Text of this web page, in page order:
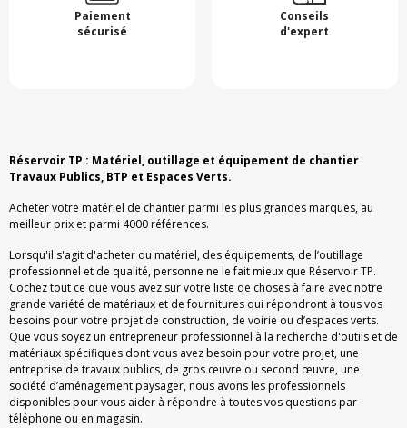
Paiement
sécurisé
Conseils
d'expert
Réservoir TP : Matériel, outillage et équipement de chantier
Travaux Publics, BTP et Espaces Verts.
Acheter votre matériel de chantier parmi les plus grandes marques, au
meilleur prix et parmi 4000 références.
Lorsqu'il s'agit d'acheter du matériel, des équipements, de l’outillage
professionnel et de qualité, personne ne le fait mieux que Réservoir TP.
Cochez tout ce que vous avez sur votre liste de choses à faire avec notre
grande variété de matériaux et de fournitures qui répondront à tous vos
besoins pour votre projet de construction, de voirie ou d’espaces verts.
Que vous soyez un entrepreneur professionnel à la recherche d'outils et de
matériaux spécifiques dont vous avez besoin pour votre projet, une
entreprise de travaux publics, de gros œuvre ou second œuvre, une
société d’aménagement paysager, nous avons les professionnels
disponibles pour vous aider à répondre à toutes vos questions par
téléphone ou en magasin.